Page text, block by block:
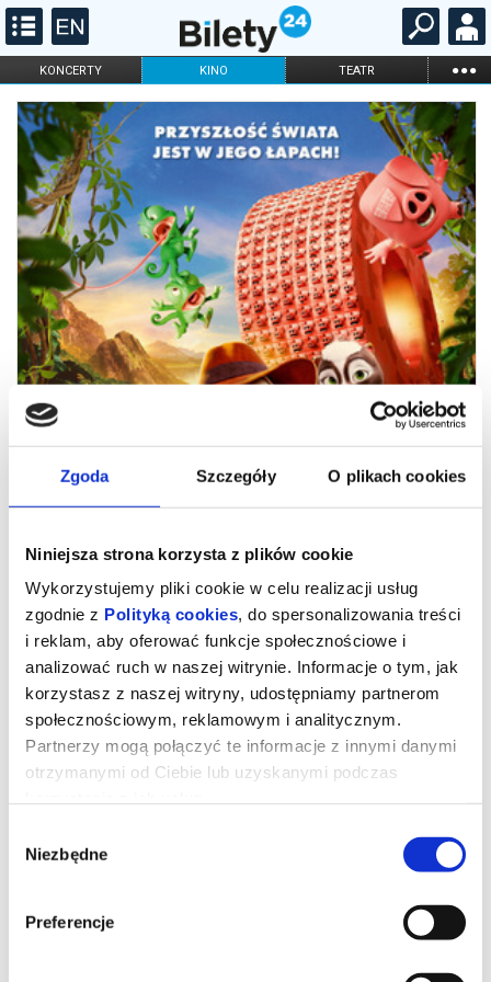
Zgoda Szczegóły O plikach cookies
Niniejsza strona korzysta z plików cookie
Wykorzystujemy pliki cookie w celu realizacji usług
zgodnie z Polityką cookies, do spersonalizowania treści
i reklam, aby oferować funkcje społecznościowe i
analizować ruch w naszej witrynie. Informacje o tym, jak
korzystasz z naszej witryny, udostępniamy partnerom
społecznościowym, reklamowym i analitycznym.
Partnerzy mogą połączyć te informacje z innymi danymi
otrzymanymi od Ciebie lub uzyskanymi podczas
zgody
Niezbędne
Preferencje
KONCERTY KINO TEATR ...
FILHARMONIA OPERA I BALET
STAND-UP
DLA DZIECI
ONLINE KARNETY
Kurozając i świątynia Świstaka
Gdy wyjątkowy pół kurczak, pół zając odkrywa, że nie jest sam i
ma siostrę, a cały gatunek kurozająców potrzebuje ratunku,
wyrusza w ryzykowną podróż do legendarnej Świątyni Świstaka.
niebezpieczna droga, przeciwnicy gotowi na wszystko i decyzja,